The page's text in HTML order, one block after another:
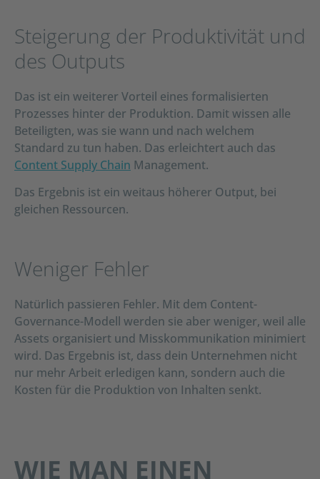
Steigerung der Produktivität und
des Outputs
Das ist ein weiterer Vorteil eines formalisierten
Prozesses hinter der Produktion. Damit wissen alle
Beteiligten, was sie wann und nach welchem
Standard zu tun haben. Das erleichtert auch das
Content Supply Chain Management.
Das Ergebnis ist ein weitaus höherer Output, bei
gleichen Ressourcen.
Weniger Fehler
Natürlich passieren Fehler. Mit dem Content-
Governance-Modell werden sie aber weniger, weil alle
Assets organisiert und Misskommunikation minimiert
wird. Das Ergebnis ist, dass dein Unternehmen nicht
nur mehr Arbeit erledigen kann, sondern auch die
Kosten für die Produktion von Inhalten senkt.
WIE MAN EINEN